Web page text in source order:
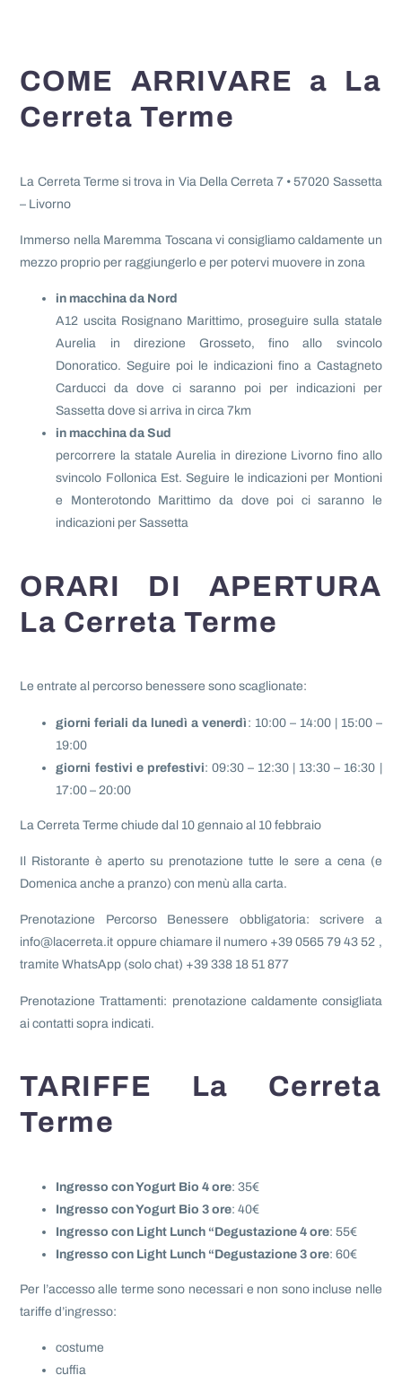
COME ARRIVARE a La
Cerreta Terme
La Cerreta Terme si trova in Via Della Cerreta 7 • 57020 Sassetta
– Livorno
Immerso nella Maremma Toscana vi consigliamo caldamente un
mezzo proprio per raggiungerlo e per potervi muovere in zona
in macchina da Nord
A12 uscita Rosignano Marittimo, proseguire sulla statale
Aurelia in direzione Grosseto, fino allo svincolo
Donoratico. Seguire poi le indicazioni fino a Castagneto
Carducci da dove ci saranno poi per indicazioni per
Sassetta dove si arriva in circa 7km
in macchina da Sud
percorrere la statale Aurelia in direzione Livorno fino allo
svincolo Follonica Est. Seguire le indicazioni per Montioni
e Monterotondo Marittimo da dove poi ci saranno le
indicazioni per Sassetta
ORARI DI APERTURA
La Cerreta Terme
Le entrate al percorso benessere sono scaglionate:
giorni feriali da lunedì a venerdì : 10:00 – 14:00 | 15:00 –
19:00
giorni festivi e prefestivi: 09:30 – 12:30 | 13:30 – 16:30 |
17:00 – 20:00
La Cerreta Terme chiude dal 10 gennaio al 10 febbraio
Il Ristorante è aperto su prenotazione tutte le sere a cena (e
Domenica anche a pranzo) con menù alla carta.
Prenotazione Percorso Benessere obbligatoria: scrivere a
info@lacerreta.it oppure chiamare il numero +39 0565 79 43 52 ,
tramite WhatsApp (solo chat) +39 338 18 51 877
Prenotazione Trattamenti: prenotazione caldamente consigliata
ai contatti sopra indicati.
TARIFFE La Cerreta
Terme
Ingresso con Yogurt Bio 4 ore: 35€
Ingresso con Yogurt Bio 3 ore: 40€
Ingresso con Light Lunch “Degustazione 4 ore: 55€
Ingresso con Light Lunch “Degustazione 3 ore: 60€
Per l’accesso alle terme sono necessari e non sono incluse nelle
tariffe d’ingresso:
costume
cuffia